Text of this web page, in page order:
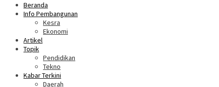
Beranda
Info Pembangunan
Kesra
Ekonomi
Artikel
Topik
Pendidikan
Tekno
Kabar Terkini
Daerah